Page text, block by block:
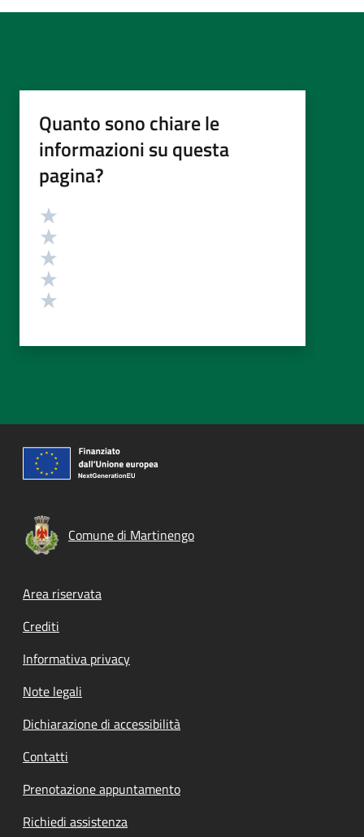
Quanto sono chiare le
informazioni su questa
pagina?
Valutazione
Comune di Martinengo
Footer menu
Area riservata
Crediti
Informativa privacy
Note legali
Dichiarazione di accessibilità
Contatti
Prenotazione appuntamento
Richiedi assistenza